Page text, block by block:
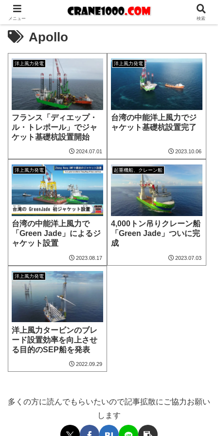
Apollo
洋上風力発電
フランス「ディエップ・
ル・トレポール」でジャ
ケット基礎杭設置開始
2024.07.01
洋上風力発電
台湾の中能洋上風力でジ
ャケット基礎杭設置完了
2023.10.06
洋上風力発電
台湾の中能洋上風力で
「Green Jade」によるジ
ャケット設置
2023.08.17
起重機船、クレーン船
4,000トン吊りクレーン船
「Green Jade」ついに完
成
2023.07.03
洋上風力発電
洋上風力タービンのブレ
ード設置効率を向上させ
る目的のSEP船を発表
2022.09.29
多くの方に読んでもらいたいので記事拡散にご協力お願い
します
メニュー 検索